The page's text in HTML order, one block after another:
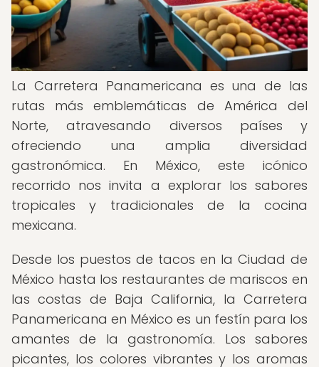
La Carretera Panamericana es una de las
rutas más emblemáticas de América del
Norte, atravesando diversos países y
ofreciendo una amplia diversidad
gastronómica. En México, este icónico
recorrido nos invita a explorar los sabores
tropicales y tradicionales de la cocina
mexicana.
Desde los puestos de tacos en la Ciudad de
México hasta los restaurantes de mariscos en
las costas de Baja California, la Carretera
Panamericana en México es un festín para los
amantes de la gastronomía. Los sabores
picantes, los colores vibrantes y los aromas